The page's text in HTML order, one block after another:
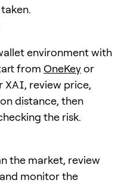
environment with
from OneKeyor
XAI, review price,
distance, then
the risk.
the market, review
monitor the